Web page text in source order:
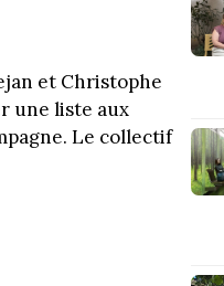
et Christophe
une liste aux
Le collectif